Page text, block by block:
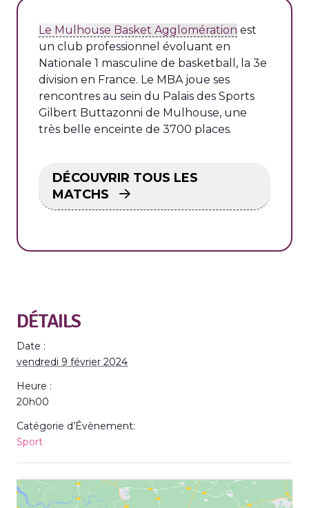
Le Mulhouse Basket Agglomération est
un club professionnel évoluant en
Nationale 1 masculine de basketball, la 3e
division en France. Le MBA joue ses
rencontres au sein du Palais des Sports
Gilbert Buttazonni de Mulhouse, une
très belle enceinte de 3700 places.
DÉCOUVRIR TOUS LES
MATCHS
DÉTAILS
Date :
vendredi 9 février 2024
Heure :
20h00
Catégorie d’Évènement:
Sport